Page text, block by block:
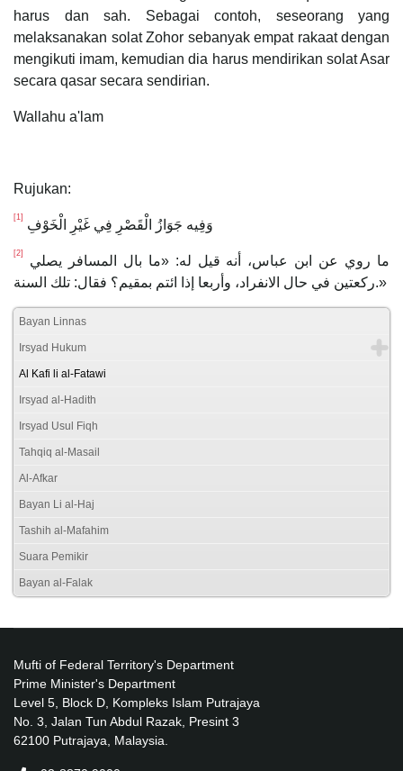
harus dan sah. Sebagai contoh, seseorang yang
melaksanakan solat Zohor sebanyak empat rakaat dengan
mengikuti imam, kemudian dia harus mendirikan solat Asar
secara qasar secara sendirian.
Wallahu a'lam
Rujukan:
[1] وَفِیه جَوَازُ الْقَصْرِ فِي غَیْرِ الْخَوْفِ
[2]
ركعتين في حال الانفراد، وأربعا إذا ائتم بمقيم؟ فقال: تلك السنة.»
Bayan Linnas
Irsyad Hukum
Al Kafi li al-Fatawi
Irsyad al-Hadith
Irsyad Usul Fiqh
Tahqiq al-Masail
Al-Afkar
Bayan Li al-Haj
Tashih al-Mafahim
Suara Pemikir
Bayan al-Falak
Mufti of Federal Territory's Department
Prime Minister's Department
Level 5, Block D, Kompleks Islam Putrajaya
No. 3, Jalan Tun Abdul Razak, Presint 3
62100 Putrajaya, Malaysia.